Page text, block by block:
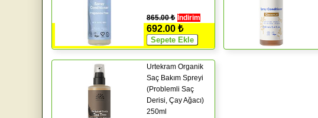
865.00 ₺ İndirim
692.00 ₺
Urtekram Organik
Saç Bakım Spreyi
(Problemli Saç
Derisi, Çay Ağacı)
250ml